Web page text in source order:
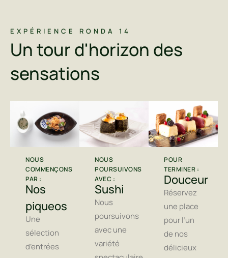
EXPÉRIENCE RONDA 14
Un tour d'horizon des
sensations
NOUS
COMMENÇONS
PAR :
Nos
piqueos
Une
sélection
d’entrées
NOUS
POURSUIVONS
AVEC :
Sushi
Nous
poursuivons
avec une
variété
POUR
TERMINER :
Douceur
Réservez
une place
pour l’un
de nos
délicieux